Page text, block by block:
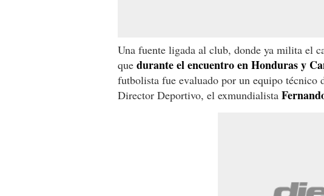
Una fuente ligada al club, donde ya milita el
que durante el encuentro en Honduras y
futbolista fue evaluado por un equipo técnico
Director Deportivo, el exmundialista